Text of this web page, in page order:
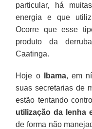
particular, há
energia e que
Ocorre que esse
produto da
Caatinga.
Hoje oIbama, em
suas secretarias de
estão tentando
utilização da lenha
de forma não